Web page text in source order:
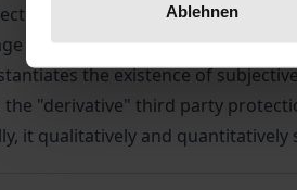
Ablehnen
against a ministerial
a ministerial permission within
the existence of
"derivative" third party
it qualitatively and